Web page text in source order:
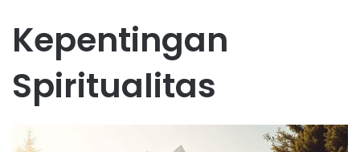
Kepentingan
Spiritualitas